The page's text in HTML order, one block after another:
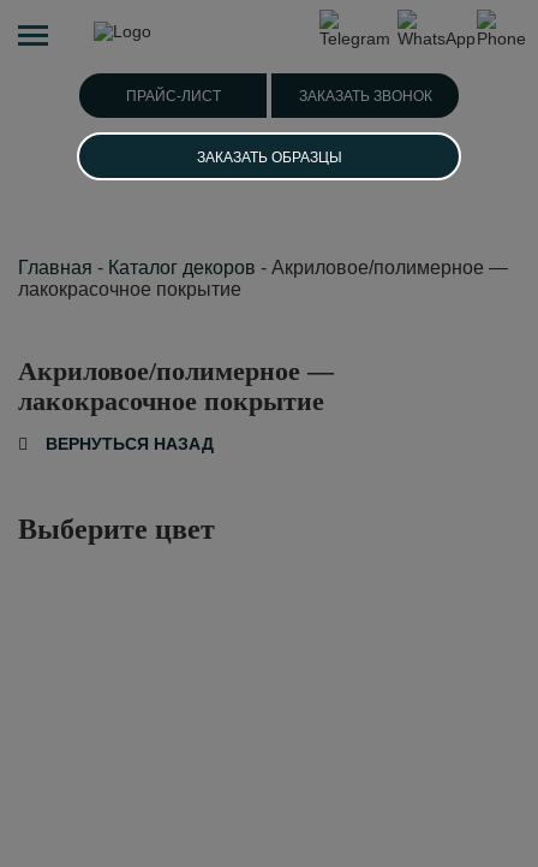
ПРАЙС-ЛИСТ ЗАКАЗАТЬ ЗВОНОК
ЗАКАЗАТЬ ОБРАЗЦЫ
Главная - Каталог декоров - Акриловое/полимерное —
лакокрасочное покрытие
Акриловое/полимерное —
лакокрасочное покрытие
ВЕРНУТЬСЯ НАЗАД
Выберите цвет